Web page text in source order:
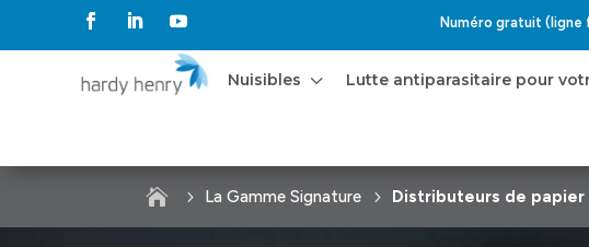
Numéro gratuit
3
Nuisibles Lutte antiparasitaire pour
 La Gamme Signature Distributeurs de